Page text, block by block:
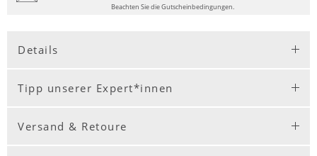
Beachten Sie die Gutscheinbedingungen.
Details
Tipp unserer Expert*innen
Versand & Retoure